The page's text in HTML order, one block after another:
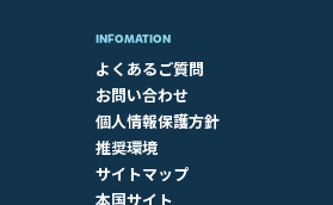
INFOMATION
よくあるご質問
お問い合わせ
個人情報保護方針
推奨環境
サイトマップ
本国サイト